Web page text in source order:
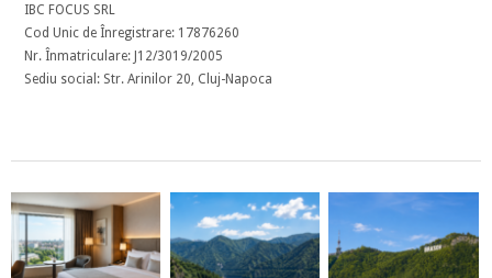
IBC FOCUS SRL
Cod Unic de Înregistrare: 17876260
Nr. Înmatriculare: J12/3019/2005
Sediu social: Str. Arinilor 20, Cluj-Napoca